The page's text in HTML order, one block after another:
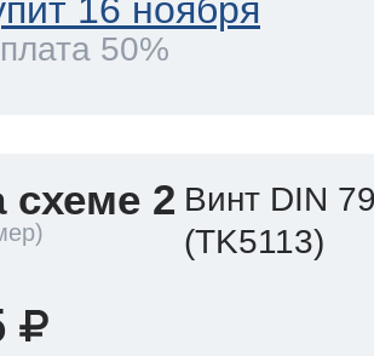
16 ноября
50%
схеме 2 Винт DIN
(TK5113)